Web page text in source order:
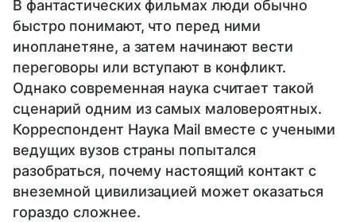
В фантастических фильмах люди обычно
быстро понимают, что перед ними
инопланетяне, а затем начинают вести
переговоры или вступают в конфликт.
Однако современная наука считает такой
сценарий одним из самых маловероятных.
Корреспондент Наука Mail вместе с учеными
ведущих вузов страны попытался
разобраться, почему настоящий контакт с
внеземной цивилизацией может оказаться
гораздо сложнее.